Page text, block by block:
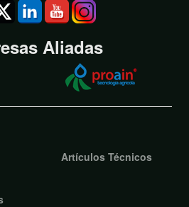
Aliadas
Artículos Técnicos